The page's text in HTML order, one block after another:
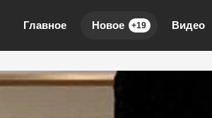
Главное Новое +19 Видео